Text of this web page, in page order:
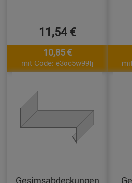
11,54 €
10,85 €
mit Code: e3oc5w99fj
Gesimsabdeckungen